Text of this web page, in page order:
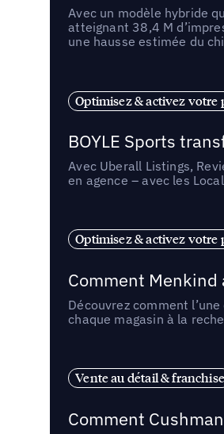
Avec un modèle hybride
atteignant 38,4 M
une hausse estimée du
Optimisez & activez votre
BOYLE Sports
Avec Uberall Listings,
en agence – avec les
Optimisez & activez votre
Comment Menkind
Découvrez comment
chaque magasin à la
Vente au détail & franchise
Comment